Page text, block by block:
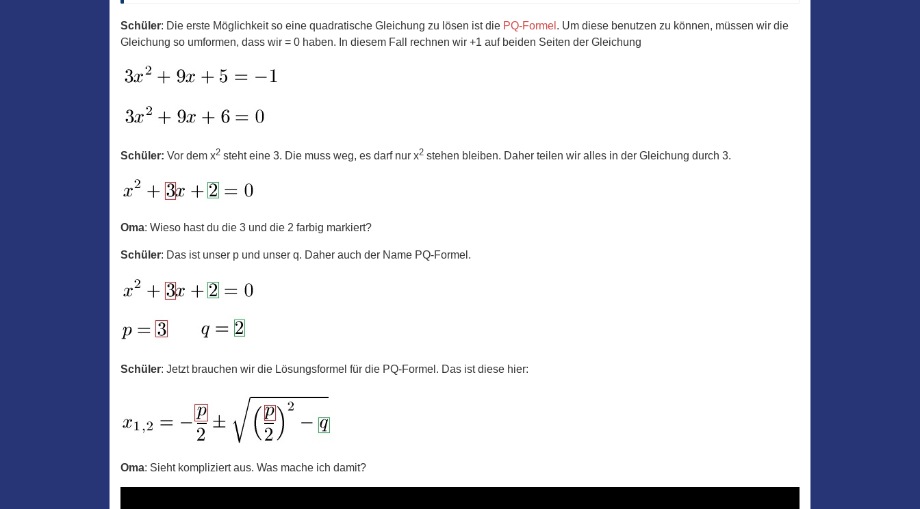
Schüler: Die erste Möglichkeit so eine quadratische Gleichung zu lösen ist die PQ-Formel . Um diese benutzen zu können, müssen wir die
Gleichung so umformen, dass wir = 0 haben. In diesem Fall rechnen wir +1 auf beiden Seiten der Gleichung
Schüler: Vor dem x2 steht eine 3. Die muss weg, es darf nur x2 stehen bleiben. Daher teilen wir alles in der Gleichung durch 3.
Oma: Wieso hast du die 3 und die 2 farbig markiert?
Schüler: Das ist unser p und unser q. Daher auch der Name PQ-Formel.
Schüler: Jetzt brauchen wir die Lösungsformel für die PQ-Formel. Das ist diese hier:
Oma: Sieht kompliziert aus. Was mache ich damit?